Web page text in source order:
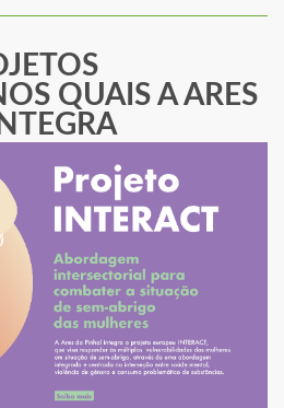
QUAIS A ARES